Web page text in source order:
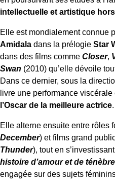
intellectuelle et artistique
Elle est mondialement connue
Amidala dans la prélogie Star
dans des films comme Closer,
Swan (2010) qu’elle dévoile
Dans ce dernier, sous la
livre une performance
l’Oscar de la meilleure actrice.
Elle alterne ensuite entre rôles
December) et films grand
Thunder), tout en
histoire d’amour et de
engagée sur des sujets